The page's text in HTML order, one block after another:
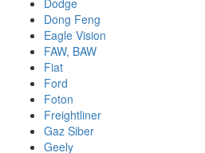
Dodge
Dong Feng
Eagle Vision
FAW, BAW
Fiat
Ford
Foton
Freightliner
Gaz Siber
Geely